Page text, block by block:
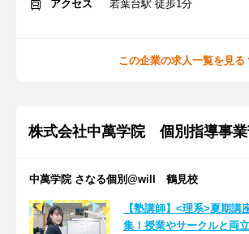
アクセス
若葉台駅 徒歩1分
この企業の求人一覧を見る
株式会社中萬学院 個別指導事
中萬学院 さなる個別@will 鶴見校
【塾講師】<理系>夏期講
集！授業やサークルと両